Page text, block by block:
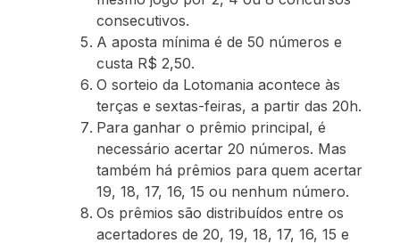
consecutivos.
A aposta mínima é de 50 números e
custa R$ 2,50.
O sorteio da Lotomania acontece às
terças e sextas-feiras, a partir das 20h.
Para ganhar o prêmio principal, é
necessário acertar 20 números. Mas
também há prêmios para quem acertar
19, 18, 17, 16, 15 ou nenhum número.
Os prêmios são distribuídos entre os
acertadores de 20, 19, 18, 17, 16, 15 e